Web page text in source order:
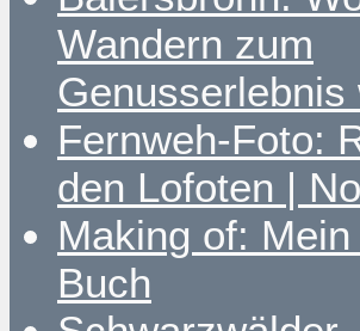
Wandern zum
Genusserlebnis
Fernweh-Foto:
den Lofoten |
Making of:
Buch